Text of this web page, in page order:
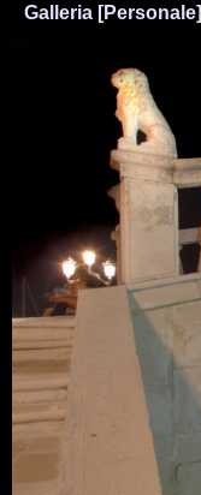
Galleria [Personale]